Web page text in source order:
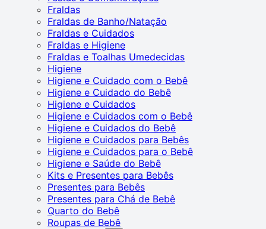
Fraldas
Fraldas de Banho/Natação
Fraldas e Cuidados
Fraldas e Higiene
Fraldas e Toalhas Umedecidas
Higiene
Higiene e Cuidado com o Bebê
Higiene e Cuidado do Bebê
Higiene e Cuidados
Higiene e Cuidados com o Bebê
Higiene e Cuidados do Bebê
Higiene e Cuidados para Bebês
Higiene e Cuidados para o Bebê
Higiene e Saúde do Bebê
Kits e Presentes para Bebês
Presentes para Bebês
Presentes para Chá de Bebê
Quarto do Bebê
Roupas de Bebê